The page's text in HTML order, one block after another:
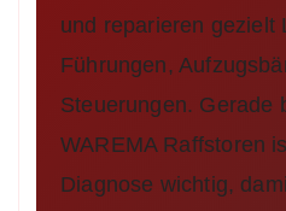
und reparieren gezielt
Führungen,
Steuerungen. Gerade
WAREMA Raffstoren
Diagnose wichtig,